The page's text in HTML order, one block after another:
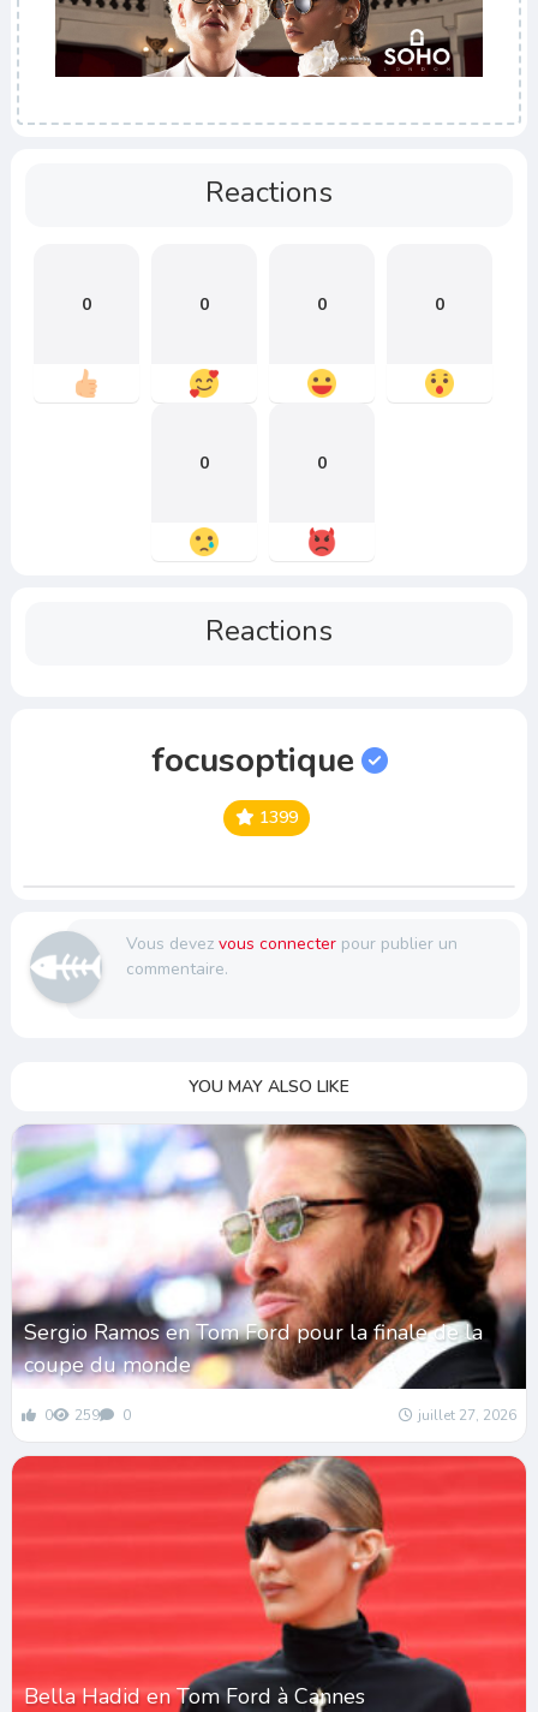
Reactions
0 0 0 0
0 0
Reactions
focusoptique
1399
Vous devez vous connecterpour publier un
commentaire.
YOU MAY ALSO LIKE
Sergio Ramos en Tom Ford pour la finale de la
coupe du monde
0 259 0 juillet 27, 2026
Bella Hadid en Tom Ford à Cannes